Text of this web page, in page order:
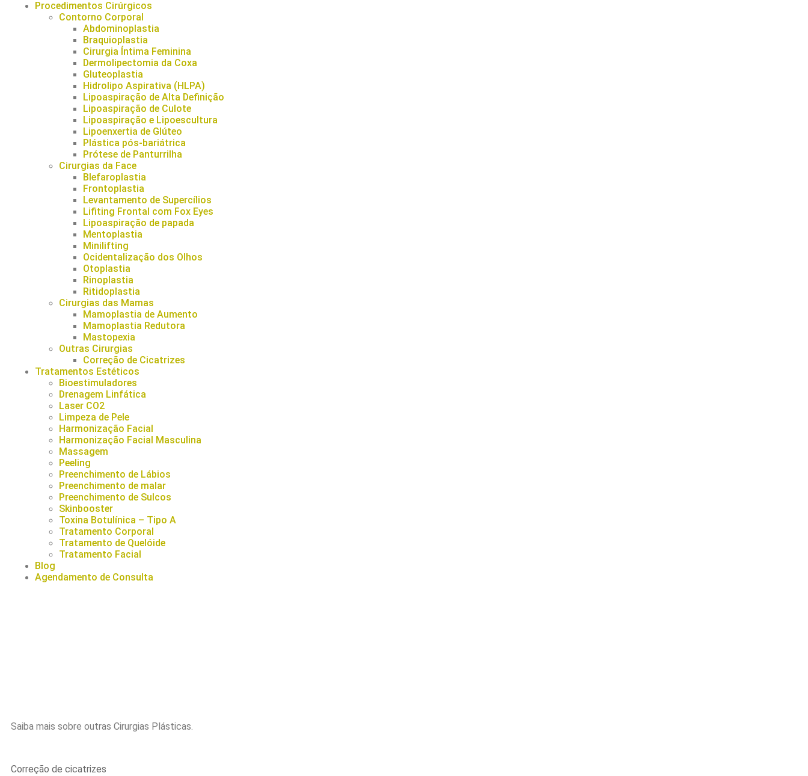
Procedimentos Cirúrgicos
Contorno Corporal
Abdominoplastia
Braquioplastia
Cirurgia Íntima Feminina
Dermolipectomia da Coxa
Gluteoplastia
Hidrolipo Aspirativa (HLPA)
Lipoaspiração de Alta Definição
Lipoaspiração de Culote
Lipoaspiração e Lipoescultura
Lipoenxertia de Glúteo
Plástica pós-bariátrica
Prótese de Panturrilha
Cirurgias da Face
Blefaroplastia
Frontoplastia
Levantamento de Supercílios
Lifiting Frontal com Fox Eyes
Lipoaspiração de papada
Mentoplastia
Minilifting
Ocidentalização dos Olhos
Otoplastia
Rinoplastia
Ritidoplastia
Cirurgias das Mamas
Mamoplastia de Aumento
Mamoplastia Redutora
Mastopexia
Outras Cirurgias
Correção de Cicatrizes
Tratamentos Estéticos
Bioestimuladores
Drenagem Linfática
Laser CO2
Limpeza de Pele
Harmonização Facial
Harmonização Facial Masculina
Massagem
Peeling
Preenchimento de Lábios
Preenchimento de malar
Preenchimento de Sulcos
Skinbooster
Toxina Botulínica – Tipo A
Tratamento Corporal
Tratamento de Quelóide
Tratamento Facial
Blog
Agendamento de Consulta
Saiba mais sobre outras Cirurgias Plásticas.
Correção de cicatrizes